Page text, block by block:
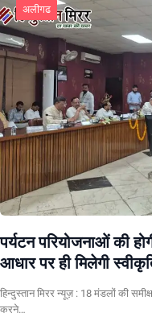
अलीगढ
पर्यटन परियोजनाओं की
आधार पर ही मिलेगी
हिन्दुस्तान मिरर न्यूज़ : 18 मंडलों की
करने…